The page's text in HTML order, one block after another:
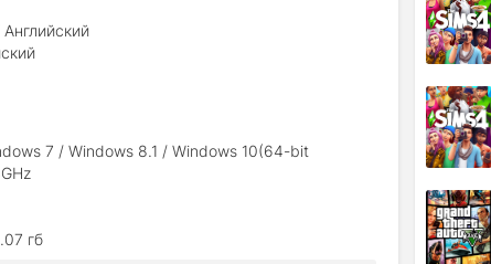
7 / Windows 8.1 / Windows 10(64-bit
гб